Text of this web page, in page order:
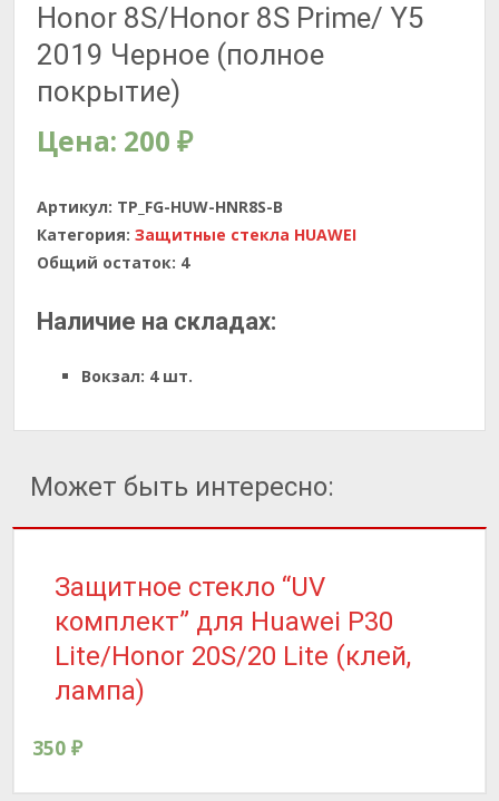
Honor 8S/Honor 8S Prime/ Y5
2019 Черное (полное
покрытие)
Цена: 200 ₽
Артикул: TP_FG-HUW-HNR8S-B
Категория: Защитные стекла HUAWEI
Общий остаток: 4
Наличие на складах:
Вокзал: 4 шт.
Может быть интересно:
Защитное стекло “UV
комплект” для Huawei P30
Lite/Honor 20S/20 Lite (клей,
лампа)
350 ₽